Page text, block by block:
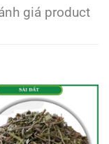
giá product